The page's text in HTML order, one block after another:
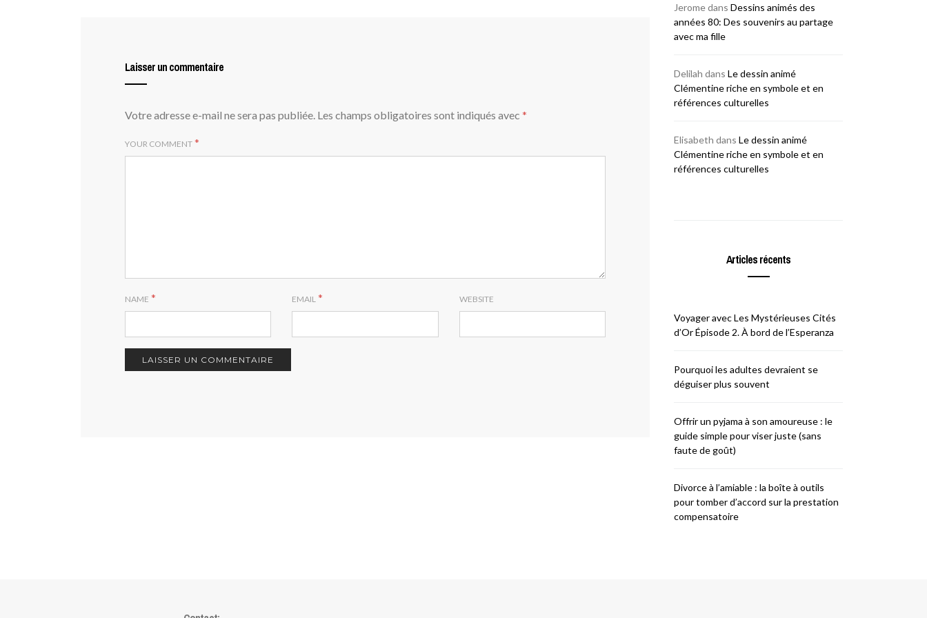
Laisser un commentaire
Votre adresse e-mail ne sera pas publiée. Les champs obligatoires sont indiqués avec *
YOUR COMMENT *
NAME * EMAIL * WEBSITE
Jeromedans Dessins animés des
années 80: Des souvenirs au partage
avec ma fille
Delilah dans Le dessin animé
Clémentine riche en symbole et en
références culturelles
Elisabeth dans Le dessin animé
Clémentine riche en symbole et en
références culturelles
Articles récents
Voyager avec Les Mystérieuses Cités
d’Or Épisode 2. À bord de l’Esperanza
Pourquoi les adultes devraient se
déguiser plus souvent
Offrir un pyjama à son amoureuse : le
guide simple pour viser juste (sans
faute de goût)
Divorce à l’amiable : la boîte à outils
pour tomber d’accord sur la prestation
compensatoire